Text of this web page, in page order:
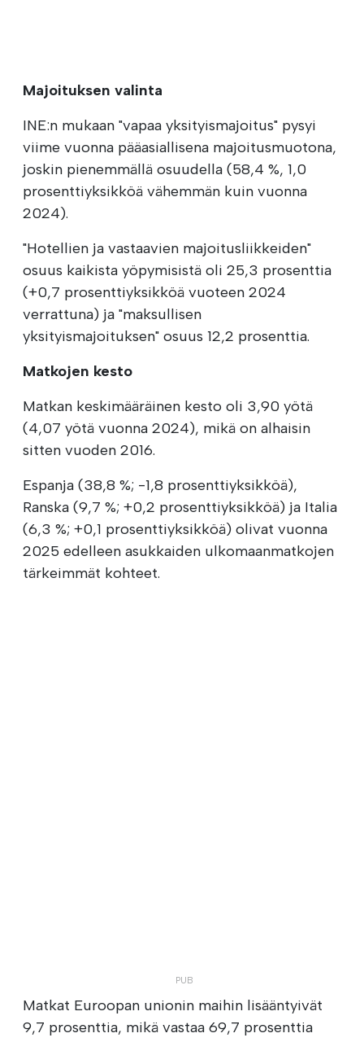
Majoituksen valinta
INE:n mukaan "vapaa yksityismajoitus" pysyi
viime vuonna pääasiallisena majoitusmuotona,
joskin pienemmällä osuudella (58,4 %, 1,0
prosenttiyksikköä vähemmän kuin vuonna
2024).
"Hotellien ja vastaavien majoitusliikkeiden"
osuus kaikista yöpymisistä oli 25,3 prosenttia
(+0,7 prosenttiyksikköä vuoteen 2024
verrattuna) ja "maksullisen
yksityismajoituksen" osuus 12,2 prosenttia.
Matkojen kesto
Matkan keskimääräinen kesto oli 3,90 yötä
(4,07 yötä vuonna 2024), mikä on alhaisin
sitten vuoden 2016.
Espanja (38,8 %; -1,8 prosenttiyksikköä),
Ranska (9,7 %; +0,2 prosenttiyksikköä) ja Italia
(6,3 %; +0,1 prosenttiyksikköä) olivat vuonna
2025 edelleen asukkaiden ulkomaanmatkojen
tärkeimmät kohteet.
Matkat Euroopan unionin maihin lisääntyivät
9,7 prosenttia, mikä vastaa 69,7 prosenttia